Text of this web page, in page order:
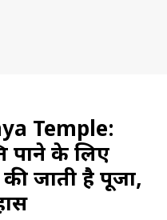
Temple:
पाने के लिए
जाती है पूजा,